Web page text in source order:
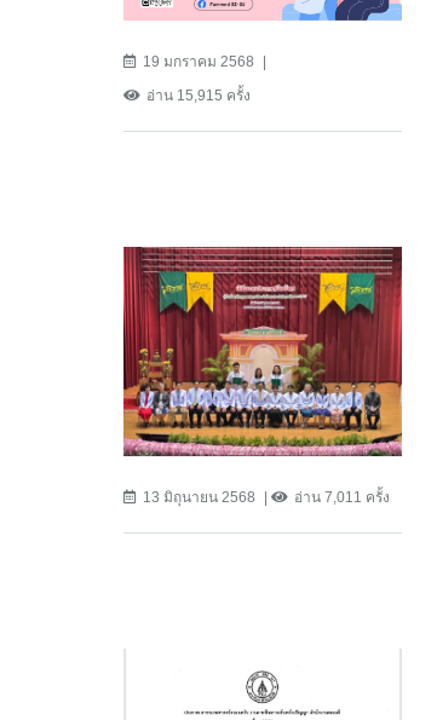
19 มกราคม 2568
อ่าน 15,915 ครั้ง
13 มิถุนายน 2568 อ่าน 7,011 ครั้ง